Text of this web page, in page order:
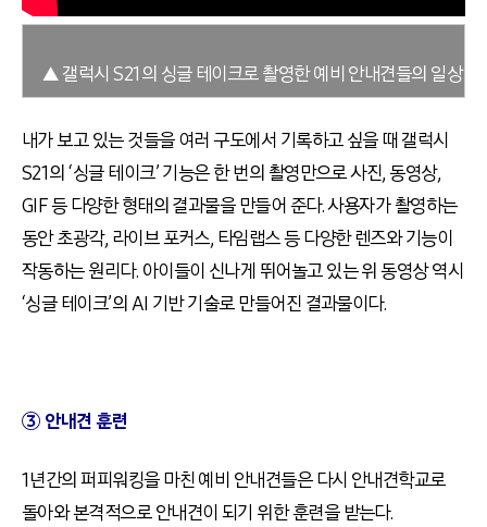
▲ 갤럭시 S21의 싱글 테이크로 촬영한 예비 안내견들의 일상
내가 보고 있는 것들을 여러 구도에서 기록하고 싶을 때 갤럭시
S21의 ‘싱글 테이크’ 기능은 한 번의 촬영만으로 사진, 동영상,
GIF 등 다양한 형태의 결과물을 만들어 준다. 사용자가 촬영하는
동안 초광각, 라이브 포커스, 타임랩스 등 다양한 렌즈와 기능이
작동하는 원리다. 아이들이 신나게 뛰어놀고 있는 위 동영상 역시
‘싱글 테이크’의 AI 기반 기술로 만들어진 결과물이다.
③ 안내견 훈련
1년간의 퍼피워킹을 마친 예비 안내견들은 다시 안내견학교로
돌아와 본격적으로 안내견이 되기 위한 훈련을 받는다.